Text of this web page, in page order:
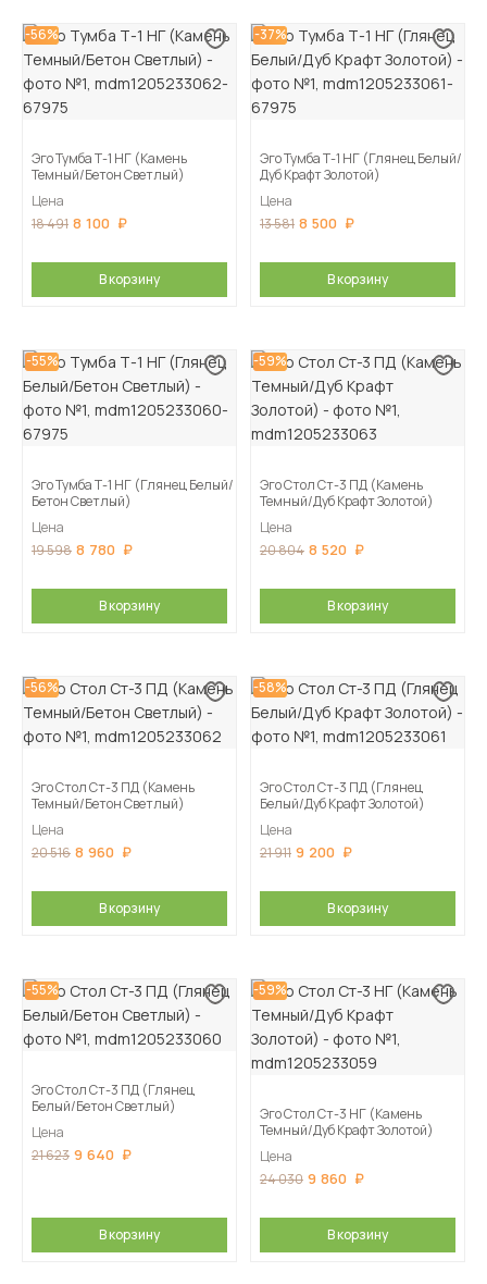
-56%
Эго Тумба Т-1 НГ (Камень
Темный/Бетон Светлый)
Цена
18 491 8 100
В корзину
-37%
Эго Тумба Т-1 НГ (Глянец Белый/
Дуб Крафт Золотой)
Цена
13 581 8 500
В корзину
-55%
Эго Тумба Т-1 НГ (Глянец Белый/
Бетон Светлый)
Цена
19 598 8 780
В корзину
-59%
Эго Стол Ст-3 ПД (Камень
Темный/Дуб Крафт Золотой)
Цена
20 804 8 520
В корзину
-56%
Эго Стол Ст-3 ПД (Камень
Темный/Бетон Светлый)
Цена
20 516 8 960
В корзину
-58%
Эго Стол Ст-3 ПД (Глянец
Белый/Дуб Крафт Золотой)
Цена
21 911 9 200
В корзину
-55%
Эго Стол Ст-3 ПД (Глянец
Белый/Бетон Светлый)
Цена
21 623 9 640
В корзину
-59%
Эго Стол Ст-3 НГ (Камень
Темный/Дуб Крафт Золотой)
Цена
24 030 9 860
В корзину